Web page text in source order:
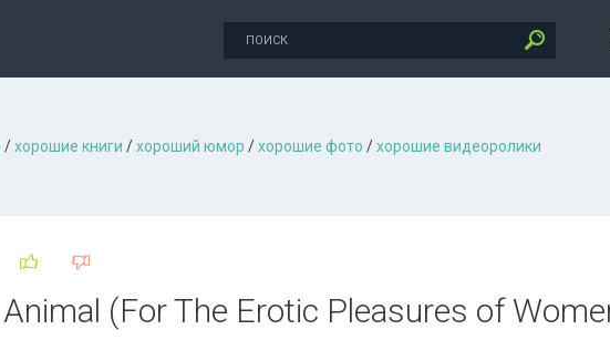
/хорошие книги /хороший юмор /хорошие фото /хорошие видеоролики
(For The Erotic Pleasures of